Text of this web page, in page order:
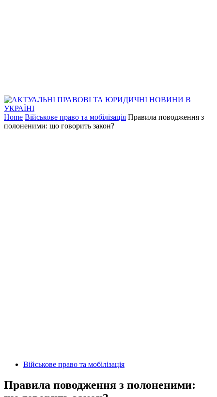
Home Військове право та мобілізація Правила поводження з
полоненими: що говорить закон?
Військове право та мобілізація
Правила поводження з полоненими: